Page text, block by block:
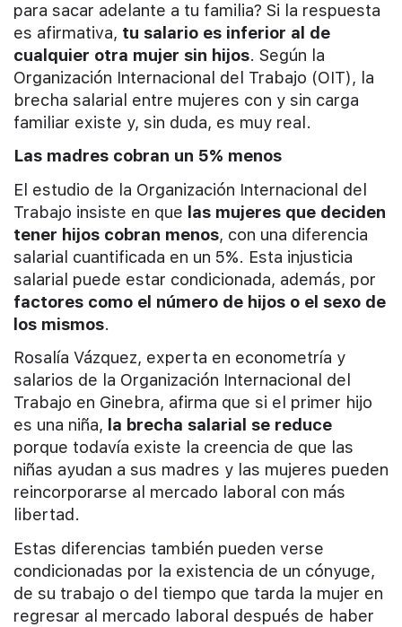
para sacar adelante a tu familia? Si la respuesta
es afirmativa, tu salario es inferior al de
cualquier otra mujer sin hijos. Según la
Organización Internacional del Trabajo (OIT), la
brecha salarial entre mujeres con y sin carga
familiar existe y, sin duda, es muy real.
Las madres cobran un 5% menos
El estudio de la Organización Internacional del
Trabajo insiste en que las mujeres que deciden
tener hijos cobran menos, con una diferencia
salarial cuantificada en un 5%. Esta injusticia
salarial puede estar condicionada, además, por
factores como el número de hijos o el sexo de
los mismos.
Rosalía Vázquez, experta en econometría y
salarios de la Organización Internacional del
Trabajo en Ginebra, afirma que si el primer hijo
es una niña, la brecha salarial se reduce
porque todavía existe la creencia de que las
niñas ayudan a sus madres y las mujeres pueden
reincorporarse al mercado laboral con más
libertad.
Estas diferencias también pueden verse
condicionadas por la existencia de un cónyuge,
de su trabajo o del tiempo que tarda la mujer en
regresar al mercado laboral después de haber